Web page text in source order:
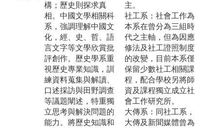
構；歷史則探求真
相。中國文學相關科
系，強調理解中國文
化，經、史、哲、語
言文字等文學欣賞批
評創作。歷史學系重
視歷史專業知識，訓
練資料蒐集與解讀、
口述採訪與田野調查
等議題闡述，特重獨
立思考與解決問題的
能力。將歷史知識和
主。
社工系：社會工作為
本系在曾分為三組時
代之主軸，但為因應
修法及社工證照制度
的改變，目前本系僅
保留少數社工相關課
程，配合學校另將師
資及課程獨立成立社
會工作研究所。
大傳系：同社工系，
大傳及新聞媒體曾為